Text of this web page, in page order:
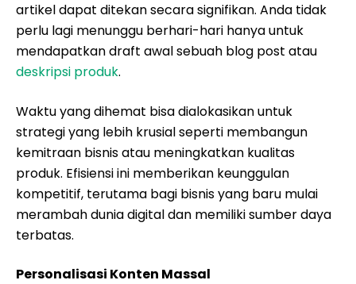
artikel dapat ditekan secara signifikan. Anda tidak
perlu lagi menunggu berhari-hari hanya untuk
mendapatkan draft awal sebuah blog post atau
deskripsi produk.
Waktu yang dihemat bisa dialokasikan untuk
strategi yang lebih krusial seperti membangun
kemitraan bisnis atau meningkatkan kualitas
produk. Efisiensi ini memberikan keunggulan
kompetitif, terutama bagi bisnis yang baru mulai
merambah dunia digital dan memiliki sumber daya
terbatas.
Personalisasi Konten Massal